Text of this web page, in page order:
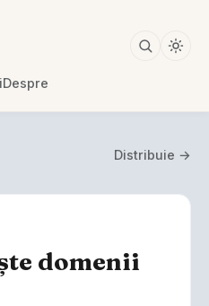
Despre
Distribuie →
domenii